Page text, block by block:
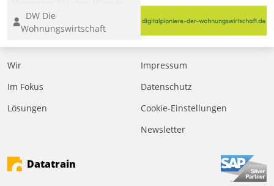
eine digitale Zukunft zu
finden, ist das Ziel des
Awards „Digitalpioniere
der
Bewerben können sich
dafür ein Team
DW Die
Wohnungswirtschaft
Wir
Im Fokus
Lösungen
Impressum
Datenschutz
Cookie-Einstellungen
Newsletter
Datatrain